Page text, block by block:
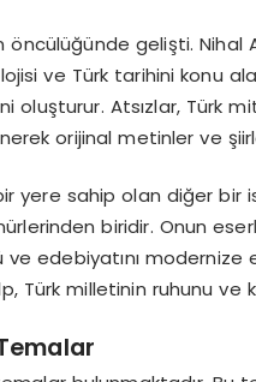
öncülüğünde gelişti.
ve Türk tarihini konu
oluşturur. Atsızlar, Türk
orijinal metinler ve
yere sahip olan diğer bir
biridir. Onun
ve edebiyatını
Türk milletinin ruhunu ve